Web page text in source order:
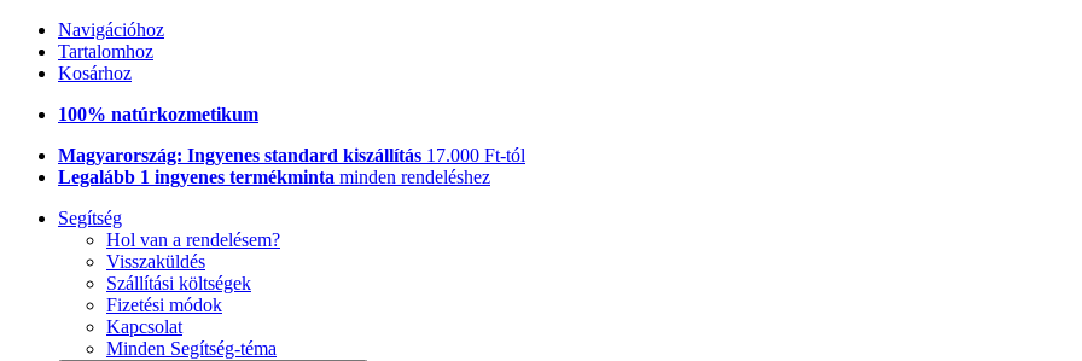
Navigációhoz
Tartalomhoz
Kosárhoz
100% natúrkozmetikum
Magyarország: Ingyenes standard kiszállítás 17.000 Ft-tól
Legalább 1 ingyenes termékminta minden rendeléshez
Segítség
Hol van a rendelésem?
Visszaküldés
Szállítási költségek
Fizetési módok
Kapcsolat
Minden Segítség-téma